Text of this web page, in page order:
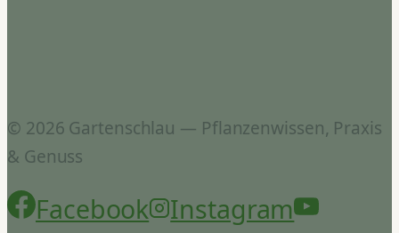
© 2026 Gartenschlau — Pflanzenwissen, Praxis
& Genuss
Facebook
Instagram